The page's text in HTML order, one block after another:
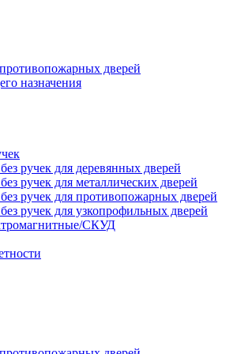
дверей
назначения
ручек для деревянных дверей
ручек для металлических дверей
ручек для противопожарных дверей
ручек для узкопрофильных дверей
СКУД